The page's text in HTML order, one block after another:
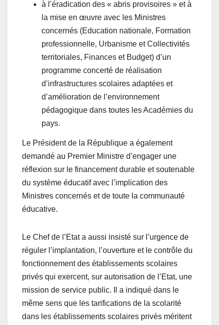
à l’éradication des « abris provisoires » et à
la mise en œuvre avec les Ministres
concernés (Education nationale, Formation
professionnelle, Urbanisme et Collectivités
territoriales, Finances et Budget) d’un
programme concerté de réalisation
d’infrastructures scolaires adaptées et
d’amélioration de l’environnement
pédagogique dans toutes les Académies du
pays.
Le Président de la République a également
demandé au Premier Ministre d’engager une
réflexion sur le financement durable et soutenable
du système éducatif avec l’implication des
Ministres concernés et de toute la communauté
éducative.
Le Chef de l’Etat a aussi insisté sur l’urgence de
réguler l’implantation, l’ouverture et le contrôle du
fonctionnement des établissements scolaires
privés qui exercent, sur autorisation de l’Etat, une
mission de service public. Il a indiqué dans le
même sens que les tarifications de la scolarité
dans les établissements scolaires privés méritent